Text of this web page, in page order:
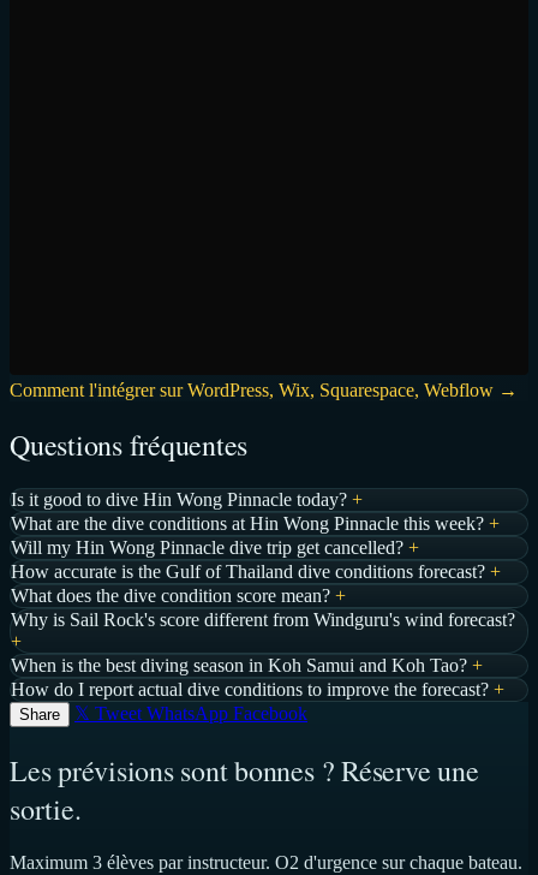
Comment l'intégrer sur WordPress, Wix, Squarespace, Webflow →
Questions fréquentes
Is it good to dive Hin Wong Pinnacle today? +
What are the dive conditions at Hin Wong Pinnacle this week? +
Will my Hin Wong Pinnacle dive trip get cancelled? +
How accurate is the Gulf of Thailand dive conditions forecast? +
What does the dive condition score mean? +
Why is Sail Rock's score different from Windguru's wind forecast?
+
When is the best diving season in Koh Samui and Koh Tao? +
How do I report actual dive conditions to improve the forecast? +
Share 𝕏 Tweet WhatsApp Facebook
Les prévisions sont bonnes ? Réserve une
sortie.
Maximum 3 élèves par instructeur. O2 d'urgence sur chaque bateau.